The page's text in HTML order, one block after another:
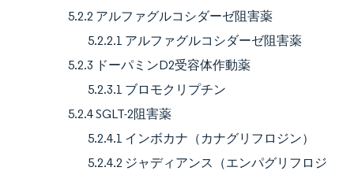
5.2.2 アルファグルコシダーゼ阻害薬
5.2.2.1 アルファグルコシダーゼ阻害薬
5.2.3 ドーパミンD2受容体作動薬
5.2.3.1 ブロモクリプチン
5.2.4 SGLT-2阻害薬
5.2.4.1 インボカナ（カナグリフロジン）
5.2.4.2 ジャディアンス（エンパグリフロジ